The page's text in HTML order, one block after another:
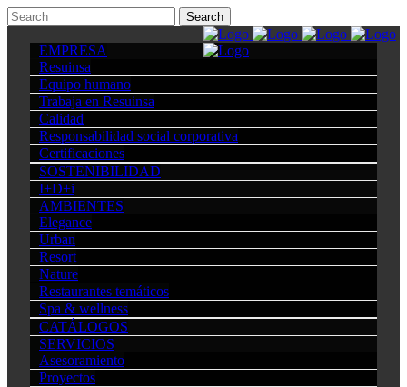
EMPRESA
Resuinsa
Equipo humano
Trabaja en Resuinsa
Calidad
Responsabilidad social corporativa
Certificaciones
SOSTENIBILIDAD
I+D+i
AMBIENTES
Elegance
Urban
Resort
Nature
Restaurantes temáticos
Spa & wellness
CATÁLOGOS
SERVICIOS
Asesoramiento
Proyectos